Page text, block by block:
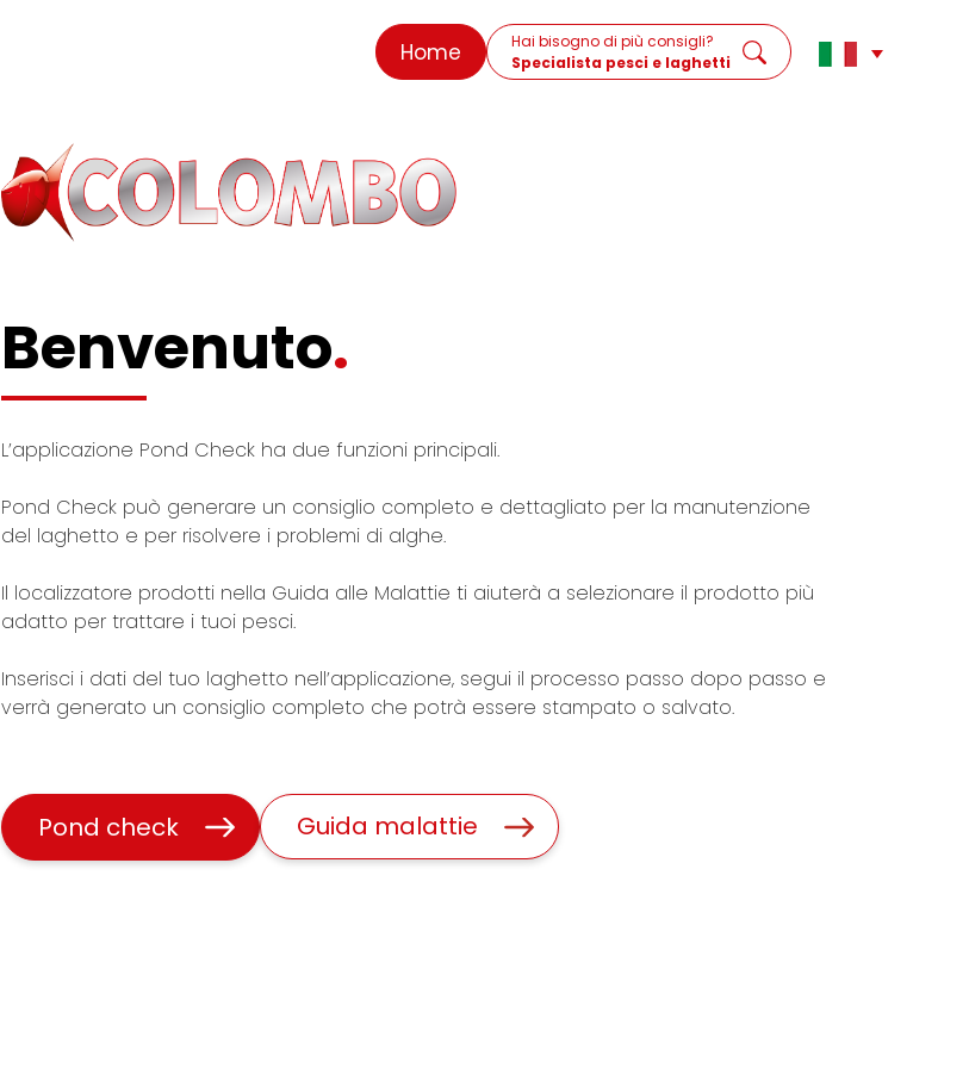
Home
Hai bisogno di più consigli?
Specialista pesci e laghetti
Benvenuto.
L’applicazione Pond Check ha due funzioni principali.
Pond Check può generare un consiglio completo e dettagliato per la manutenzione
del laghetto e per risolvere i problemi di alghe.
Il localizzatore prodotti nella Guida alle Malattie ti aiuterà a selezionare il prodotto più
adatto per trattare i tuoi pesci.
Inserisci i dati del tuo laghetto nell’applicazione, segui il processo passo dopo passo e
verrà generato un consiglio completo che potrà essere stampato o salvato.
Pond check Guida malattie